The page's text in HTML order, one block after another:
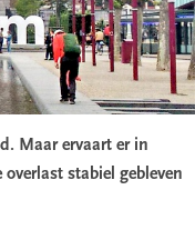
Maar ervaart er in
stabiel gebleven